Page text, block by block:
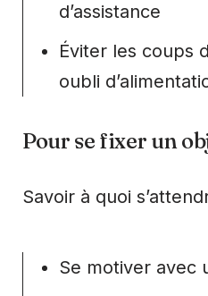
d’assistance
Éviter les coups
oubli
Pour se fixer un
Savoir à quoi
Se motiver avec